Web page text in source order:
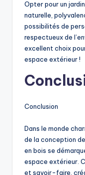
Opter pour un
naturelle,
possibilités de
respectueux de
excellent choix
espace extérieur !
Conclusion
Dans le monde
de la conception
en bois se
espace extérieur.
et savoir-faire,